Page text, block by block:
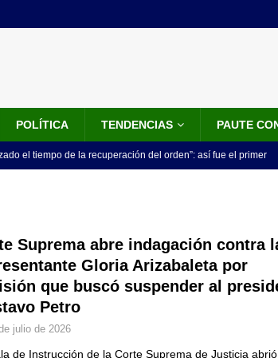
POLÍTICA TENDENCIAS PAUTE
el tiempo de la recuperación del orden”: así fue el primer
LO ÚLTIMO
de Abelardo De La Espriella: recibirá la banda
en el Cantón Pichincha LO ÚLTIMO
no asistirá a la posesión de Abelardo de la Espriella y llama a
Suprema abre indagación contra
Gloria Arizabaleta por
que buscó suspender al
Petro
julio de 2026
de Instrucción de la Corte Suprema de Justicia